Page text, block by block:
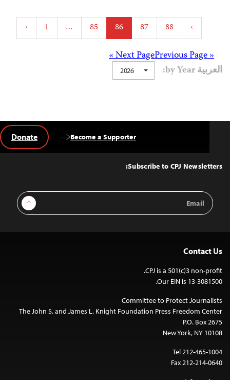
Posts
pagination
‹ 1 … 85 86 87 88 ›
Posts
navigation
Next Page »
« Previous Page
العربية by Year:
2026
Top
Subscribe to CPJ Newsletters:
Email
Address
Sign Up
Become a Supporter
Donate
Contact Us
CPJ is a 501(c)3 non-profit.
Our EIN is 13-3081500.
Committee to Protect Journalists
The John S. and James L. Knight Foundation Press Freedom Center
P.O. Box 2675
New York, NY 10108
Tel 212-465-1004
Fax 212-214-0640